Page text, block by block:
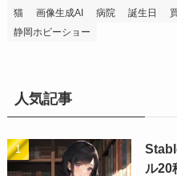
猫
画像生成AI 病院 誕生日
静岡ホビーショー
人気記事
ル20